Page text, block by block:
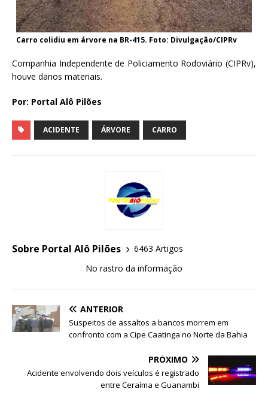
Carro colidiu em árvore na BR-415. Foto: Divulgação/CIPRv
Companhia Independente de Policiamento Rodoviário (CIPRv),
houve danos materiais.
Por: Portal Alô Pilões
ACIDENTE ÁRVORE CARRO
Sobre Portal Alô Pilões
6463 Artigos
No rastro da informação
ANTERIOR
Suspeitos de assaltos a bancos morrem em
confronto com a Cipe Caatinga no Norte da Bahia
PRÓXIMO
Acidente envolvendo dois veículos é registrado
entre Ceraíma e Guanambi